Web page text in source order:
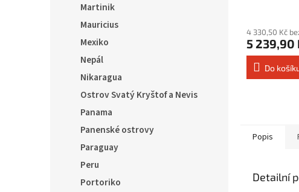
Martinik
Mauricius
Mexiko
Nepál
Nikaragua
Ostrov Svatý Kryštof a Nevis
Panama
Panenské ostrovy
Paraguay
Peru
Portoriko
4 330,50 Kč
5 239,90
Do
Popis
Detailní